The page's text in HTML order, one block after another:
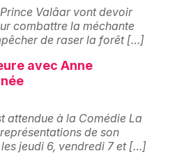
Charente
Aquitaine
Valâar vont devoir
combattre la méchante
de raser la forêt […]
avec Anne
attendue à la Comédie La
de son
jeudi 6, vendredi 7 et […]